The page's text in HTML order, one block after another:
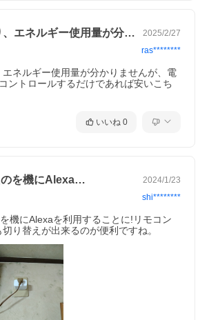
最新型と異なり、エネルギー使用量が分か… 2025/2/27
ras********
ネルギー使用量が分かりませんが、電
ントロールするだけであれば安いこち
いいね 0
を機にAlexa… 2024/1/23
shi********
機にAlexaを利用することに!リモコン
り替えが出来るのが便利ですね。